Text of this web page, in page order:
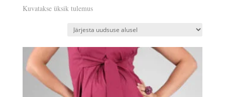
Kuvatakse üksik tulemus